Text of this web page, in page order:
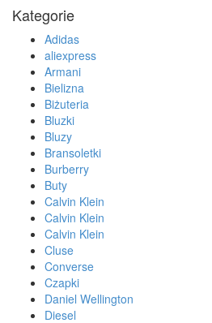
Kategorie
Adidas
aliexpress
Armani
Bielizna
Biżuteria
Bluzki
Bluzy
Bransoletki
Burberry
Buty
Calvin Klein
Calvin Klein
Calvin Klein
Cluse
Converse
Czapki
Daniel Wellington
Diesel